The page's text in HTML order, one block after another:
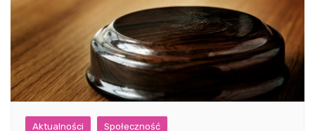
Aktualności Społeczność